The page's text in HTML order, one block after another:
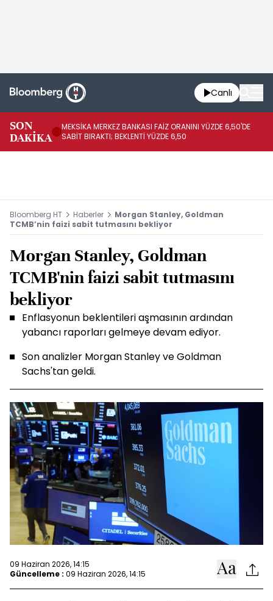
Canlı
SON
DAKİKA
MEKSİKA MERKEZ BANKASI FAİZ ORANINI YÜZDE 6,50'DE
SABİT BIRAKTI; BEKLENTİ YÜZDE 6,50
Bloomberg HT Haberler
Morgan Stanley, Goldman
TCMB’nin faizi sabit tutmasını bekliyor
Morgan Stanley, Goldman
TCMB'nin faizi sabit tutmasını
bekliyor
Enflasyonun beklentileri aşmasının ardından
yabancı raporları gelmeye devam ediyor.
Son analizler Morgan Stanley ve Goldman
Sachs'tan geldi.
09 Haziran 2026, 14:15
Güncelleme : 09 Haziran 2026, 14:15